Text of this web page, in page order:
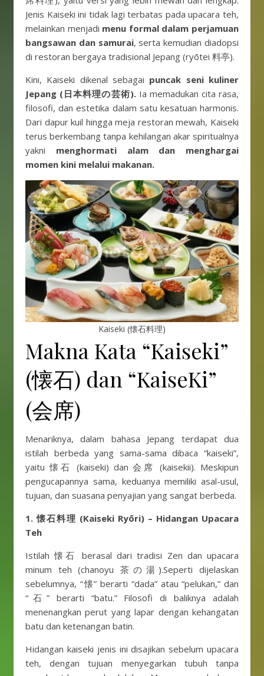
Jenis Kaiseki ini tidak lagi terbatas pada upacara teh,
melainkan menjadi menu formal dalam perjamuan
bangsawan dan samurai, serta kemudian diadopsi
di restoran bergaya tradisional Jepang (ryōtei 料亭).
Kini, Kaiseki dikenal sebagai puncak seni kuliner
Jepang (日本料理の芸術).Ia memadukan cita rasa,
filosofi, dan estetika dalam satu kesatuan harmonis.
Dari dapur kuil hingga meja restoran mewah, Kaiseki
terus berkembang tanpa kehilangan akar spiritualnya
yakni menghormati alam dan menghargai
momen kini melalui makanan.
Kaiseki (懐石料理)
Makna Kata “Kaiseki”
(懐石) dan “KaiseKi”
(会席)
Menariknya, dalam bahasa Jepang terdapat dua
istilah berbeda yang sama-sama dibaca “kaiseki”,
yaitu 懐石 (kaiseki) dan 会席 (kaisekii). Meskipun
pengucapannya sama, keduanya memiliki asal-usul,
tujuan, dan suasana penyajian yang sangat berbeda.
1. 懐石料理 (Kaiseki Ryōri) – Hidangan Upacara
Teh
Istilah 懐石 berasal dari tradisi Zen dan upacara
minum teh (chanoyu 茶の湯).Seperti dijelaskan
sebelumnya, “懐” berarti “dada” atau “pelukan,” dan
“石” berarti “batu.” Filosofi di baliknya adalah
menenangkan perut yang lapar dengan kehangatan
batu dan ketenangan batin.
Hidangan kaiseki jenis ini disajikan sebelum upacara
teh, dengan tujuan menyegarkan tubuh tanpa